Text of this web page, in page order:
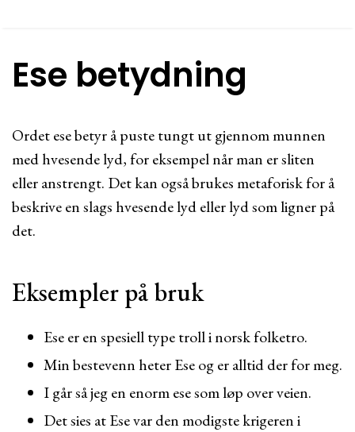
Ese betydning
Ordet ese betyr å puste tungt ut gjennom munnen
med hvesende lyd, for eksempel når man er sliten
eller anstrengt. Det kan også brukes metaforisk for å
beskrive en slags hvesende lyd eller lyd som ligner på
det.
Eksempler på bruk
Ese er en spesiell type troll i norsk folketro.
Min bestevenn heter Ese og er alltid der for meg.
I går så jeg en enorm ese som løp over veien.
Det sies at Ese var den modigste krigeren i